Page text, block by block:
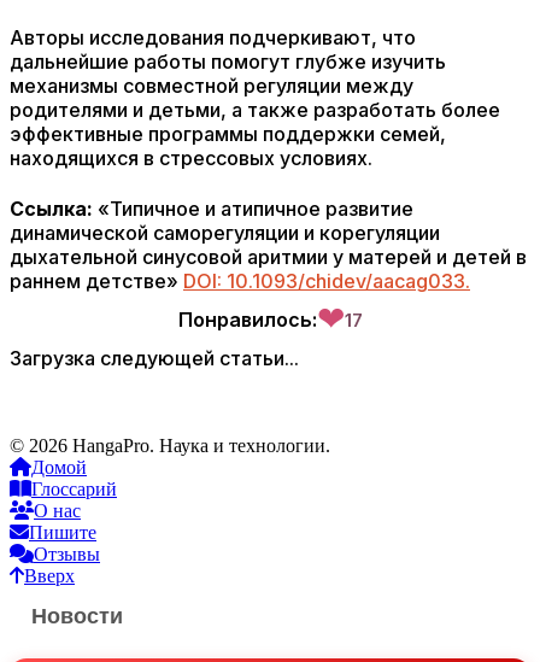
Авторы исследования подчеркивают, что
дальнейшие работы помогут глубже изучить
механизмы совместной регуляции между
родителями и детьми, а также разработать более
эффективные программы поддержки семей,
находящихся в стрессовых условиях.
Ссылка: «Типичное и атипичное развитие
динамической саморегуляции и корегуляции
дыхательной синусовой аритмии у матерей и детей в
раннем детстве» DOI: 10.1093/chidev/aacag033.
Понравилось:❤17
Загрузка следующей статьи...
© 2026 HangaPro. Наука и технологии.
Домой
Глоссарий
О нас
Пишите
Отзывы
Вверх
Новости